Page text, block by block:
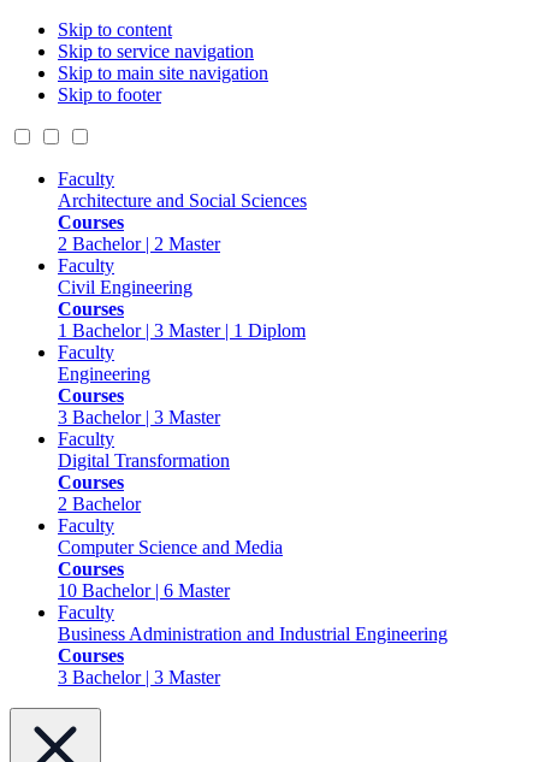
Skip to content
Skip to service navigation
Skip to main site navigation
Skip to footer
Faculty
Architecture and Social Sciences
Courses
2 Bachelor | 2 Master
Faculty
Civil Engineering
Courses
1 Bachelor | 3 Master | 1 Diplom
Faculty
Engineering
Courses
3 Bachelor | 3 Master
Faculty
Digital Transformation
Courses
2 Bachelor
Faculty
Computer Science and Media
Courses
10 Bachelor | 6 Master
Faculty
Business Administration and Industrial Engineering
Courses
3 Bachelor | 3 Master